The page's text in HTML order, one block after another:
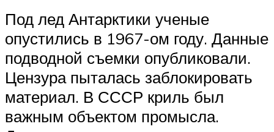
Под лед Антарктики ученые
опустились в 1967-ом году. Данные
подводной съемки опубликовали.
Цензура пыталась заблокировать
материал. В СССР криль был
важным объектом промысла.